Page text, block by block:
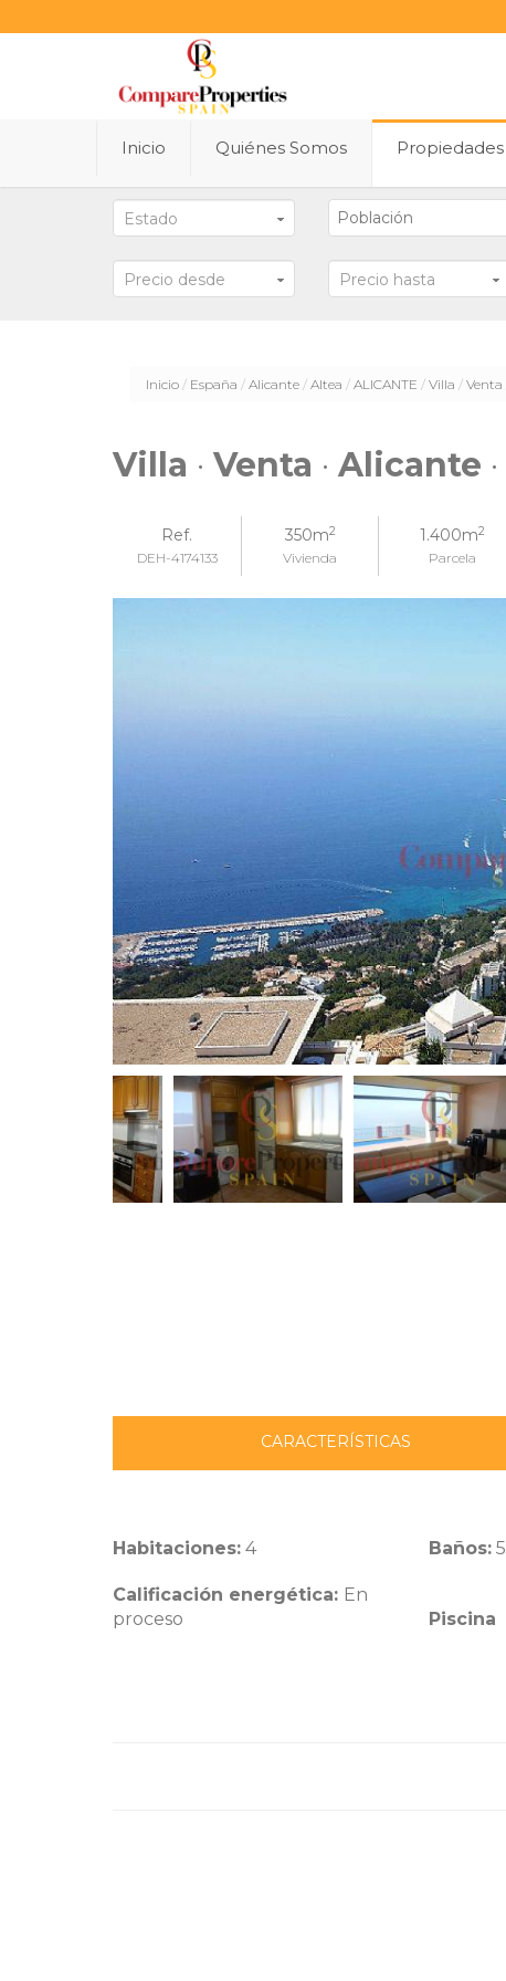
Inicio Quiénes Somos Propiedades
Estado
Precio desde Precio hasta
Inicio España Alicante Altea ALICANTE Villa Venta
Villa · Venta · Alicante ·
Ref.
DEH-4174133
350m2
Vivienda
1.400m2
Parcela
CARACTERÍSTICAS
Habitaciones: 4 Baños: 5
Calificación energética: En
proceso
Piscina